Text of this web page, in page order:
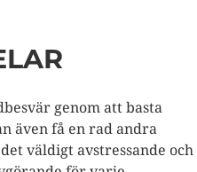
genom att basta
även få en rad andra
väldigt avstressande och